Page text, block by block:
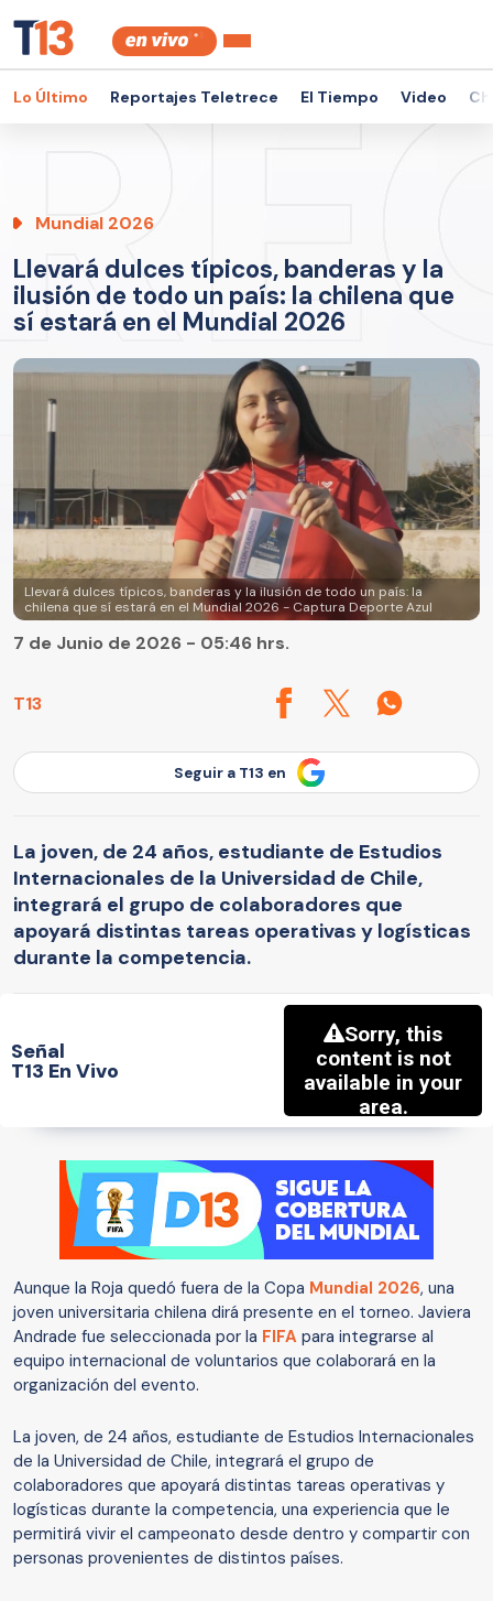
Lo Último Reportajes Teletrece El Tiempo Video
Mundial 2026
Llevará dulces típicos, banderas y la
ilusión de todo un país: la chilena que
sí estará en el Mundial 2026
Llevará dulces típicos, banderas y la ilusión de todo un país: la
chilena que sí estará en el Mundial 2026 - Captura Deporte Azul
T13
7 de Junio de 2026 - 05:46 hrs.
Seguir a T13 en
La joven, de 24 años, estudiante de Estudios
Internacionales de la Universidad de Chile,
integrará el grupo de colaboradores que
apoyará distintas tareas operativas y logísticas
durante la competencia.
Señal
T13 En Vivo
Aunque la Roja quedó fuera de la Copa Mundial 2026, una
joven universitaria chilena dirá presente en el torneo. Javiera
Andrade fue seleccionada por la FIFA para integrarse al
equipo internacional de voluntarios que colaborará en la
organización del evento.
La joven, de 24 años, estudiante de Estudios Internacionales
de la Universidad de Chile, integrará el grupo de
colaboradores que apoyará distintas tareas operativas y
logísticas durante la competencia, una experiencia que le
permitirá vivir el campeonato desde dentro y compartir con
personas provenientes de distintos países.